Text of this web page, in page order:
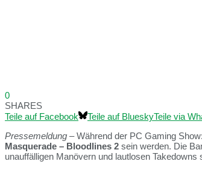
0
SHARES
Teile auf Facebook
Teile auf BlueskyTeile via
Pressemeldung – Während der PC Gaming
Masquerade – Bloodlines 2 sein werden. Die
unauffälligen Manövern und lautlosen Takedowns